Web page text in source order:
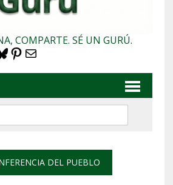
COMPARTE. SÉ UN GURÚ.
Pinterest
Correo electrónico
DEL PUEBLO